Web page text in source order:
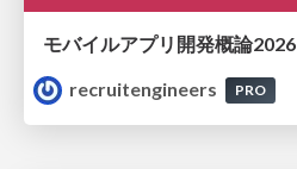
モバイルアプリ開発概論2026
recruitengineers
PRO